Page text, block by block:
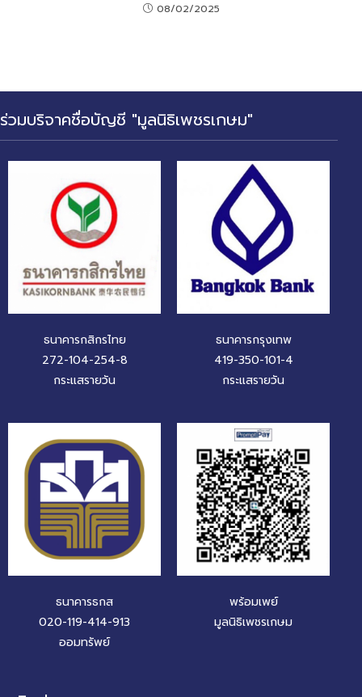
08/02/2025
ร่วมบริจาคชื่อบัญชี "มูลนิธิเพชรเกษม"
ธนาคารกสิกรไทย
272-104-254-8
กระแสรายวัน
ธนาคารกรุงเทพ
419-350-101-4
กระแสรายวัน
ธนาคารธกส
020-119-414-913
ออมทรัพย์
พร้อมเพย์
มูลนิธิเพชรเกษม